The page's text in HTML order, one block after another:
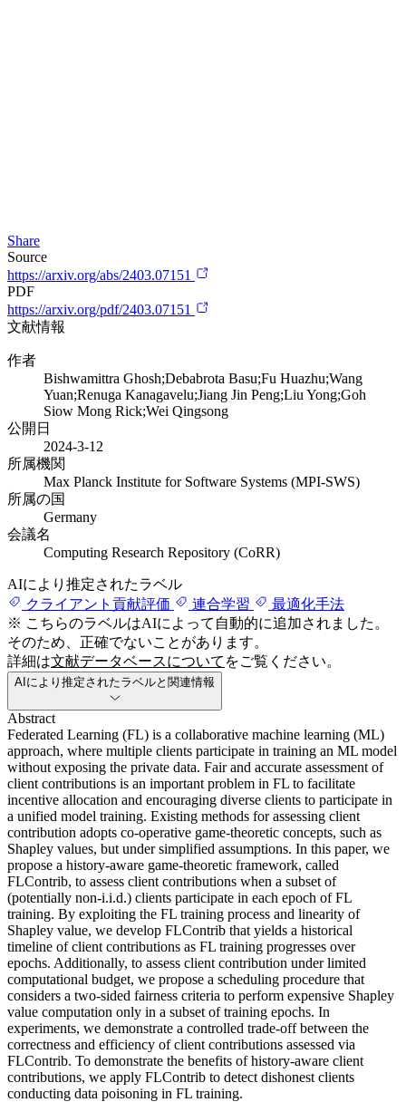
Share
Source
https://arxiv.org/abs/2403.07151
PDF
https://arxiv.org/pdf/2403.07151
文献情報
作者
Bishwamittra Ghosh;Debabrota Basu;Fu Huazhu;Wang
Yuan;Renuga Kanagavelu;Jiang Jin Peng;Liu Yong;Goh
Siow Mong Rick;Wei Qingsong
公開日
2024-3-12
所属機関
Max Planck Institute for Software Systems (MPI-SWS)
所属の国
Germany
会議名
Computing Research Repository (CoRR)
AIにより推定されたラベル
クライアント貢献評価
連合学習
最適化手法
※ こちらのラベルはAIによって自動的に追加されました。
そのため、正確でないことがあります。
詳細は文献データベースについて をご覧ください。
AIにより推定されたラベルと関連情報
Abstract
Federated Learning (FL) is a collaborative machine learning (ML)
approach, where multiple clients participate in training an ML model
without exposing the private data. Fair and accurate assessment of
client contributions is an important problem in FL to facilitate
incentive allocation and encouraging diverse clients to participate in
a unified model training. Existing methods for assessing client
contribution adopts co-operative game-theoretic concepts, such as
Shapley values, but under simplified assumptions. In this paper, we
propose a history-aware game-theoretic framework, called
FLContrib, to assess client contributions when a subset of
(potentially non-i.i.d.) clients participate in each epoch of FL
training. By exploiting the FL training process and linearity of
Shapley value, we develop FLContrib that yields a historical
timeline of client contributions as FL training progresses over
epochs. Additionally, to assess client contribution under limited
computational budget, we propose a scheduling procedure that
considers a two-sided fairness criteria to perform expensive Shapley
value computation only in a subset of training epochs. In
experiments, we demonstrate a controlled trade-off between the
correctness and efficiency of client contributions assessed via
FLContrib. To demonstrate the benefits of history-aware client
contributions, we apply FLContrib to detect dishonest clients
conducting data poisoning in FL training.